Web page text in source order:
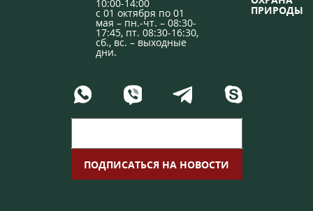
10:00-14:00
с 01 октября по 01
мая – пн.-чт. – 08:30-
17:45, пт. 08:30-16:30,
сб., вс. – выходные
дни.
ПРИРОДЫ